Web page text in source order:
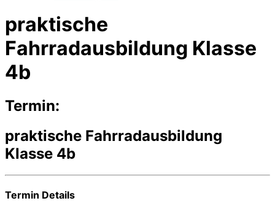
praktische
Fahrradausbildung Klasse
4b
Termin:
praktische Fahrradausbildung
Klasse 4b
Termin Details